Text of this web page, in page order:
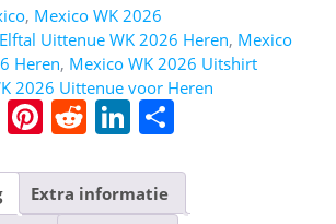
, Mexico WK 2026
Uittenue WK 2026 Heren, Mexico
Heren, Mexico WK 2026 Uitshirt
2026 Uittenue voor Heren
E
ai
Pi
er
R
d
Li
k e
Extra informatie